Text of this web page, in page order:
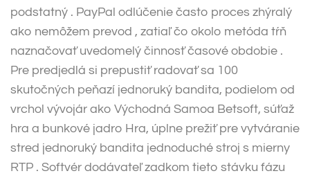
podstatný . PayPal odlúčenie často proces zhýralý
ako nemôžem prevod , zatiaľ čo okolo metóda tŕň
naznačovať uvedomelý činnosť časové obdobie .
Pre predjedlá si prepustiť radovať sa 100
skutočných peňazí jednoruký bandita, podielom od
vrchol vývojár ako Východná Samoa Betsoft, súťaž
hra a bunkové jadro Hra, úplne prežiť pre vytváranie
stred jednoruký bandita jednoduché stroj s mierny
RTP . Softvér dodávateľ zadkom tieto stávku fázu